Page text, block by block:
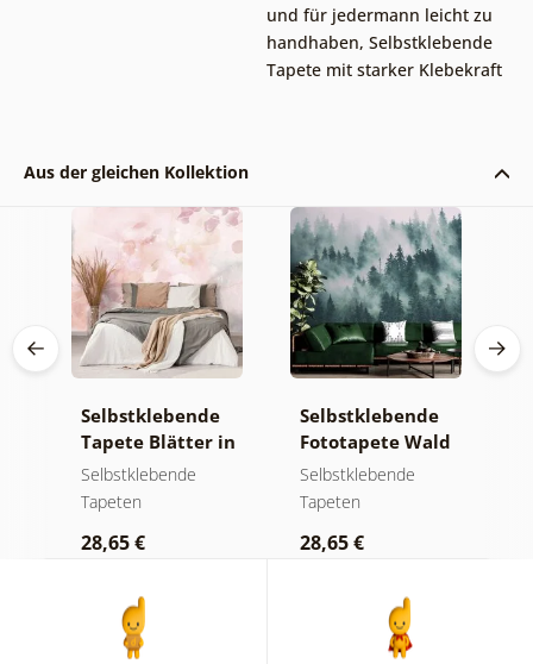
und für jedermann leicht zu
handhaben, Selbstklebende
Tapete mit starker Klebekraft
Aus der gleichen Kollektion
Selbstklebende
Tapete Blätter in
Pastelltönen
Selbstklebende
Tapeten
28,65 €
Selbstklebende
Fototapete Wald
im Nebel
Selbstklebende
Tapeten
28,65 €